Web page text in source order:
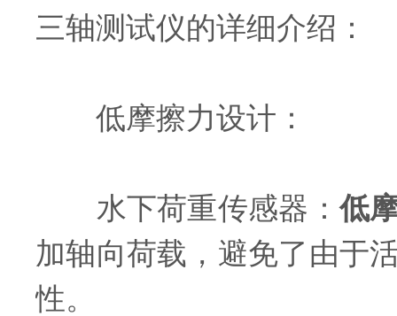
三轴测试仪的详细介绍：
低摩擦力设计：
水下荷重传感器：低
加轴向荷载，避免了由于
性。